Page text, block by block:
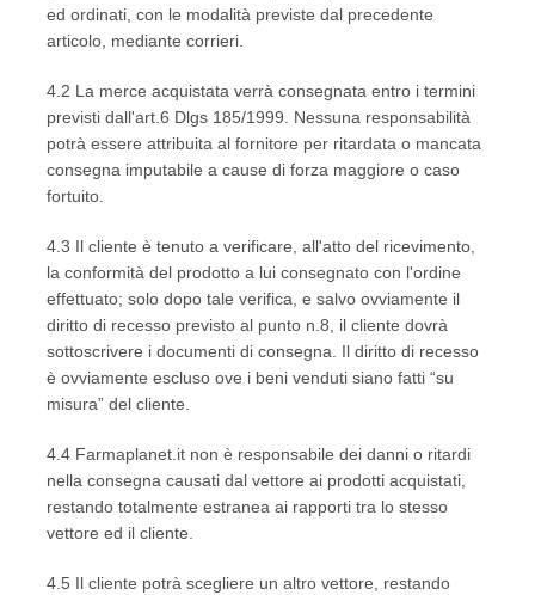
ed ordinati, con le modalità previste dal precedente
articolo, mediante corrieri.
4.2 La merce acquistata verrà consegnata entro i termini
previsti dall'art.6 Dlgs 185/1999. Nessuna responsabilità
potrà essere attribuita al fornitore per ritardata o mancata
consegna imputabile a cause di forza maggiore o caso
fortuito.
4.3 Il cliente è tenuto a verificare, all'atto del ricevimento,
la conformità del prodotto a lui consegnato con l'ordine
effettuato; solo dopo tale verifica, e salvo ovviamente il
diritto di recesso previsto al punto n.8, il cliente dovrà
sottoscrivere i documenti di consegna. Il diritto di recesso
è ovviamente escluso ove i beni venduti siano fatti “su
misura” del cliente.
4.4 Farmaplanet.it non è responsabile dei danni o ritardi
nella consegna causati dal vettore ai prodotti acquistati,
restando totalmente estranea ai rapporti tra lo stesso
vettore ed il cliente.
4.5 Il cliente potrà scegliere un altro vettore, restando